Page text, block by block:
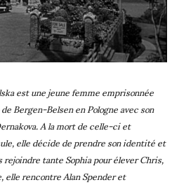
est une jeune femme emprisonnée
Bergen-Belsen en Pologne avec son
A la mort de celle-ci et
elle décide de prendre son identité et
tante Sophia pour élever Chris,
rencontre Alan Spender et